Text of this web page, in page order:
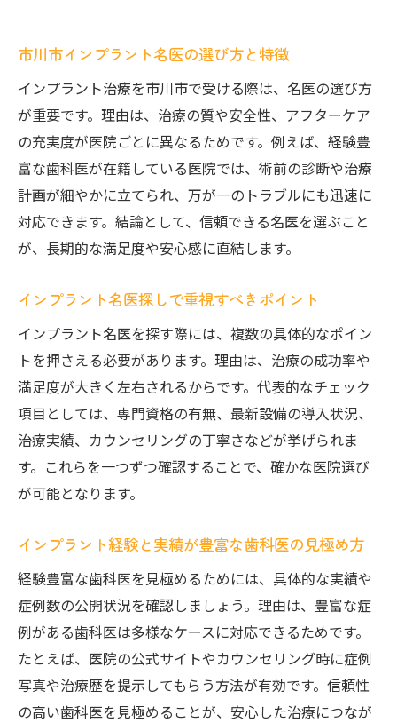
市川市インプラント名医の選び方と特徴
インプラント治療を市川市で受ける際は、名医の選び方
が重要です。理由は、治療の質や安全性、アフターケア
の充実度が医院ごとに異なるためです。例えば、経験豊
富な歯科医が在籍している医院では、術前の診断や治療
計画が細やかに立てられ、万が一のトラブルにも迅速に
対応できます。結論として、信頼できる名医を選ぶこと
が、長期的な満足度や安心感に直結します。
インプラント名医探しで重視すべきポイント
インプラント名医を探す際には、複数の具体的なポイン
トを押さえる必要があります。理由は、治療の成功率や
満足度が大きく左右されるからです。代表的なチェック
項目としては、専門資格の有無、最新設備の導入状況、
治療実績、カウンセリングの丁寧さなどが挙げられま
す。これらを一つずつ確認することで、確かな医院選び
が可能となります。
インプラント経験と実績が豊富な歯科医の見極め方
経験豊富な歯科医を見極めるためには、具体的な実績や
症例数の公開状況を確認しましょう。理由は、豊富な症
例がある歯科医は多様なケースに対応できるためです。
たとえば、医院の公式サイトやカウンセリング時に症例
写真や治療歴を提示してもらう方法が有効です。信頼性
の高い歯科医を見極めることが、安心した治療につなが